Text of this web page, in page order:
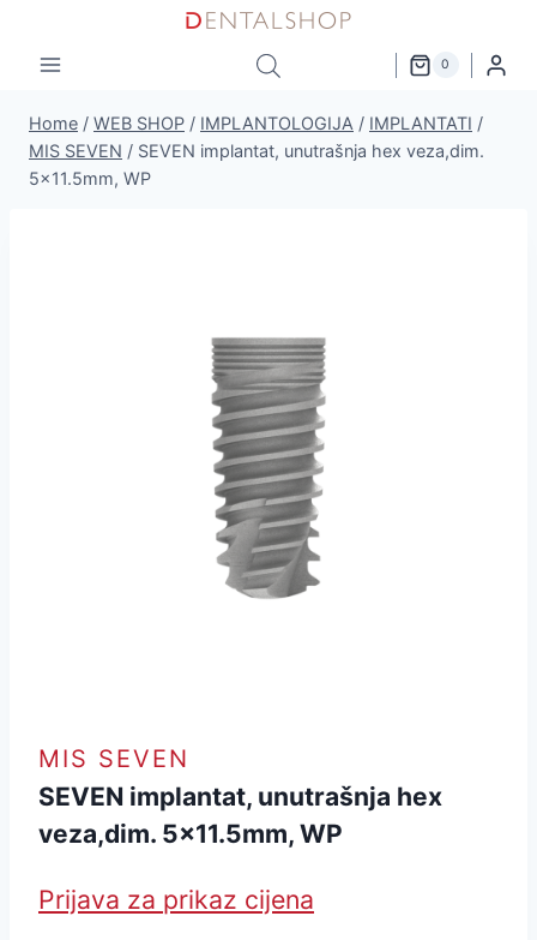
content
0
Home / WEB SHOP / IMPLANTOLOGIJA / IMPLANTATI /
MIS SEVEN / SEVEN implantat, unutrašnja hex veza,dim.
5×11.5mm, WP
MIS SEVEN
SEVEN implantat, unutrašnja hex
veza,dim. 5×11.5mm, WP
Prijava za prikaz cijena